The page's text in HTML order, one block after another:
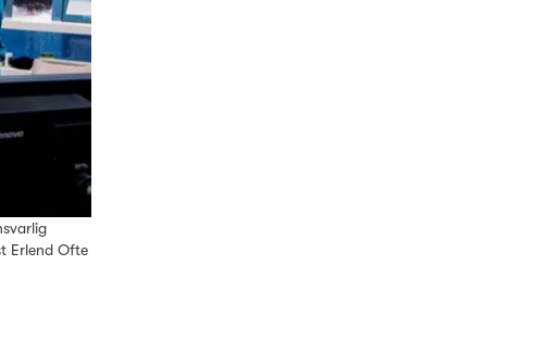
Erlend Ofte